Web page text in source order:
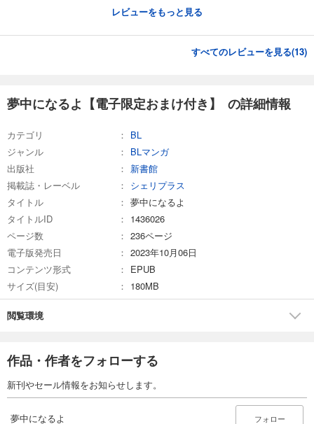
レビューをもっと見る
すべてのレビューを見る(13)
夢中になるよ【電子限定おまけ付き】 の詳細情報
カテゴリ
BL
ジャンル
BLマンガ
出版社
新書館
掲載誌・レーベル
シェリプラス
タイトル
夢中になるよ
タイトルID
1436026
ページ数
236ページ
電子版発売日
2023年10月06日
コンテンツ形式
EPUB
サイズ(目安)
180MB
閲覧環境
作品・作者をフォローする
新刊やセール情報をお知らせします。
夢中になるよ フォロー